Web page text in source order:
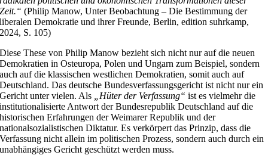
Zeit.“(Philip Manow, Unter Beobachtung – Die Bestimmung der
liberalen Demokratie und ihrer Freunde, Berlin, edition suhrkamp,
2024, S. 105)
Diese These von Philip Manow bezieht sich nicht nur auf die neuen
Demokratien in Osteuropa, Polen und Ungarn zum Beispiel, sondern
auch auf die klassischen westlichen Demokratien, somit auch auf
Deutschland. Das deutsche Bundesverfassungsgericht ist nicht nur ein
Gericht unter vielen. Als
„Hüter der Verfassung“ ist es vielmehr die
institutionalisierte Antwort der Bundesrepublik Deutschland auf die
historischen Erfahrungen der Weimarer Republik und der
nationalsozialistischen Diktatur. Es verkörpert das Prinzip, dass die
Verfassung nicht allein im politischen Prozess, sondern auch durch ein
unabhängiges Gericht geschützt werden muss.